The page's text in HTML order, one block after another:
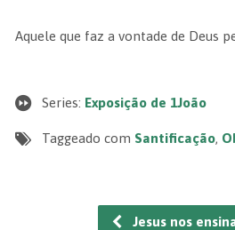
Aquele que faz a vontade de Deus
Series: Exposição de 1João
Taggeado com Santificação,
Jesus nos